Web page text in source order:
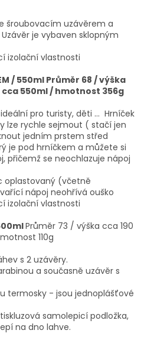
šroubovacím uzávěrem a
je vybaven sklopným
izolační vlastnosti
/ 550ml Průměr 68 / výška
cca 550ml / hmotnost 356g
pro turisty, děti ... Hrníček
lze rychle sejmout ( stačí jen
jedním prstem střed
je pod hrníčkem a můžete si
přičemž se neochlazuje nápoj
oplastovaný (včetně
nápoj neohřívá ouško
izolační vlastnosti
Průměr 73 / výška cca 190
110g
s 2 uzávěry.
a současně uzávěr s
termosky - jsou jednoplášťové
samolepicí podložka,
na dno lahve.